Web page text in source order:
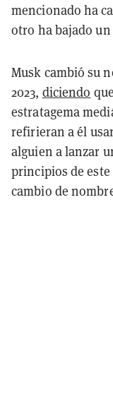
mencionado ha
otro ha bajado
Musk cambió su
2023, diciendo
estratagema
refirieran a él
alguien a lanzar
principios de
cambio de